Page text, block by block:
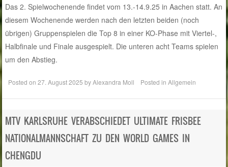
Das 2. Spielwochenende findet vom 13.-14.9.25 in Aachen statt. An
diesem Wochenende werden nach den letzten beiden (noch
übrigen) Gruppenspielen die Top 8 in einer KO-Phase mit Viertel-,
Halbfinale und Finale ausgespielt. Die unteren acht Teams spielen
um den Abstieg.
Posted on27. August 2025 byAlexandra Moll Posted inAllgemein
MTV KARLSRUHE VERABSCHIEDET ULTIMATE FRISBEE
NATIONALMANNSCHAFT ZU DEN WORLD GAMES IN
CHENGDU